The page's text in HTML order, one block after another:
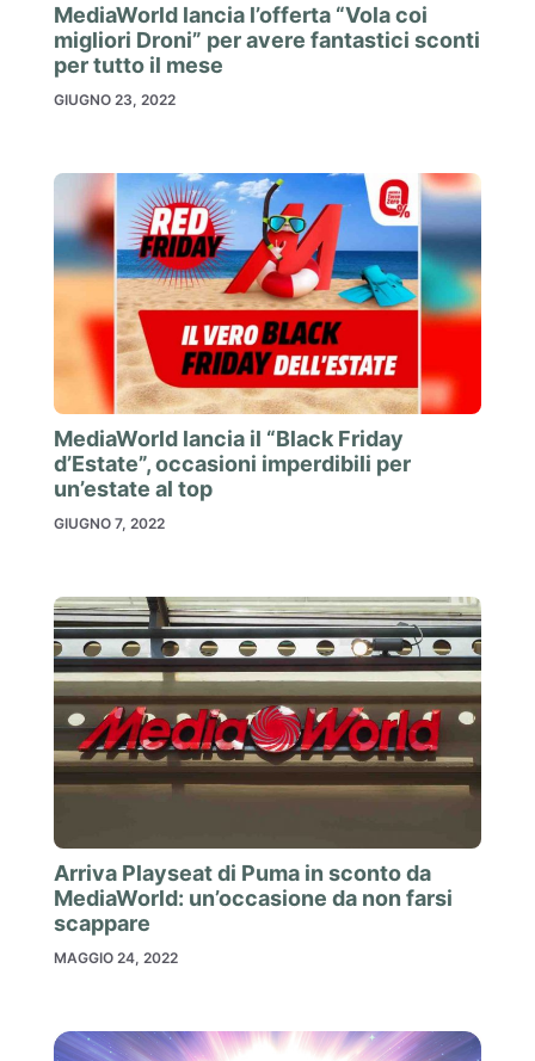
MediaWorld lancia l’offerta “Vola coi
migliori Droni” per avere fantastici sconti
per tutto il mese
GIUGNO 23, 2022
MediaWorld lancia il “Black Friday
d’Estate”, occasioni imperdibili per
un’estate al top
GIUGNO 7, 2022
Arriva Playseat di Puma in sconto da
MediaWorld: un’occasione da non farsi
scappare
MAGGIO 24, 2022